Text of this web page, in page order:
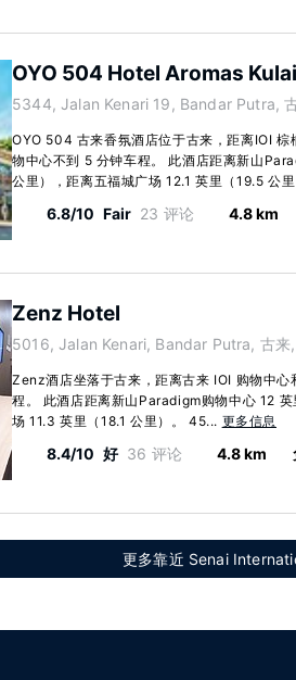
OYO 504 Hotel Aromas Kulai
5344, Jalan Kenari 19, Bandar Putra,
OYO 504 古来香氛酒店位于古来，距离IOI 棕
物中心不到 5 分钟车程。 此酒店距离新山
公里），距离五福城广场 12.1 英里（19.5 公
6.8/10 Fair 23 评论 4.8 km
Zenz Hotel
5016, Jalan Kenari, Bandar Putra, 古
Zenz酒店坐落于古来，距离古来 IOI 购物中
程。 此酒店距离新山Paradigm购物中心 12
场 11.3 英里（18.1 公里）。 45... 更多信息
8.4/10 好 36 评论 4.8 km
更多靠近 Senai